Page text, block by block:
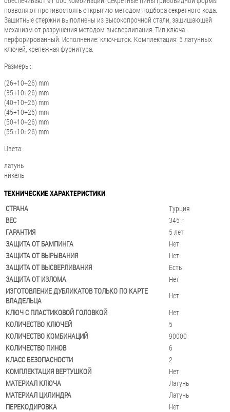
позволяют противостоять открытию методом подбора секретного кода.
Защитные стержни выполнены из высокопрочной стали, защищающей
механизм от разрушения методом высверливания. Тип ключа:
перфорированный. Исполнение: ключ-шток. Комплектация: 5 латунных
ключей, крепежная фурнитура.
Размеры:
(26+10+26) mm
(35+10+26) mm
(40+10+26) mm
(45+10+26) mm
(50+10+26) mm
(55+10+26) mm
Цвета:
латунь
никель
ТЕХНИЧЕСКИЕ ХАРАКТЕРИСТИКИ
СТРАНА
Турция
ВЕС
345 г
ГАРАНТИЯ
5 лет
ЗАЩИТА ОТ БАМПИНГА
Нет
ЗАЩИТА ОТ ВЫРЫВАНИЯ
Нет
ЗАЩИТА ОТ ВЫСВЕРЛИВАНИЯ
Есть
ЗАЩИТА ОТ ИЗЛОМА
Нет
ИЗГОТОВЛЕНИЕ ДУБЛИКАТОВ ТОЛЬКО ПО КАРТЕ
ВЛАДЕЛЬЦА
Нет
КЛЮЧ С ПЛАСТИКОВОЙ ГОЛОВКОЙ
Нет
КОЛИЧЕСТВО КЛЮЧЕЙ
5
КОЛИЧЕСТВО КОМБИНАЦИЙ
90000
КОЛИЧЕСТВО ПИНОВ
6
КЛАСС БЕЗОПАСНОСТИ
2
КОМПЛЕКТАЦИЯ ВЕРТУШКОЙ
Нет
МАТЕРИАЛ КЛЮЧА
Латунь
МАТЕРИАЛ ЦИЛИНДРА
Латунь
ПЕРЕКОДИРОВКА
Нет